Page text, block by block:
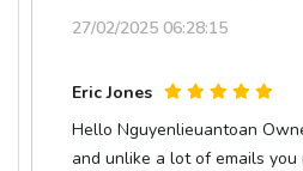
27/02/2025 06:28:15
Eric Jones
Hello Nguyenlieuantoan
and unlike a lot of emails